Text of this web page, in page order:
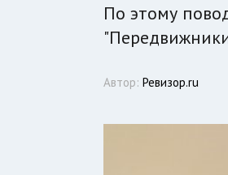
По этому
Автор:Ревизор.ru